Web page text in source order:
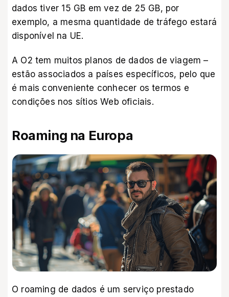
dados tiver 15 GB em vez de 25 GB, por
exemplo, a mesma quantidade de tráfego estará
disponível na UE.
A O2 tem muitos planos de dados de viagem –
estão associados a países específicos, pelo que
é mais conveniente conhecer os termos e
condições nos sítios Web oficiais.
Roaming na Europa
O roaming de dados é um serviço prestado